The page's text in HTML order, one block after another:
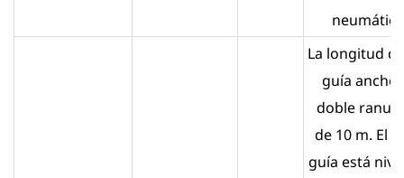
La longitud
guía ancho
doble
de 10 m. El
guía está